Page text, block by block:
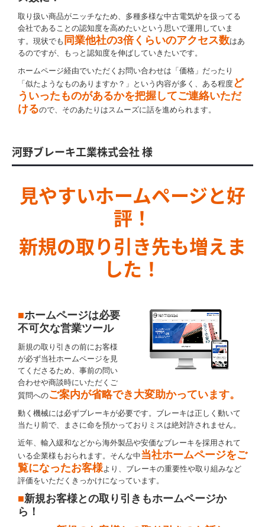
取り扱い商品がニッチなため、多種多様な中古電気炉を扱ってる
会社であることの認知度を高めたいという思いで運用していま
す。現状でも 同業他社の3倍くらいのアクセス数はあ
るのですが、もっと認知度を伸ばしていきたいです。
ホームページ経由でいただくお問い合わせは「価格」だったり
「似たようなものありますか？」という内容が多く、ある程度ど
ういったものがあるかを把握してご連絡いただ
けるので、そのあたりはスムーズに話を進められます。
河野ブレーキ工業株式会社 様
見やすいホームページと好
評！
新規の取り引き先も増えま
した！
■ホームページは必要
不可欠な営業ツール
新規の取り引きの前にお客様
が必ず当社ホームページを見
てくださるため、事前の問い
合わせや商談時にいただくご
質問へのご案内が省略でき大変助かっています。
動く機械には必ずブレーキが必要です。ブレーキは正しく動いて
当たり前で、まさに命を預かっておりミスは絶対許されません。
近年、輸入緩和などから海外製品や安価なブレーキを採用されて
いる企業様もおられます。そんな中当社ホームページをご
覧になったお客様より、ブレーキの重要性や取り組みなど
評価をいただくきっかけになっています。
■新規お客様との取り引きもホームページか
ら！